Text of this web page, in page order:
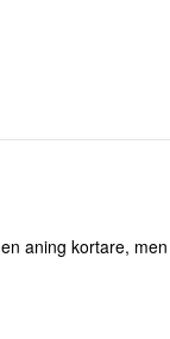
aning kortare,